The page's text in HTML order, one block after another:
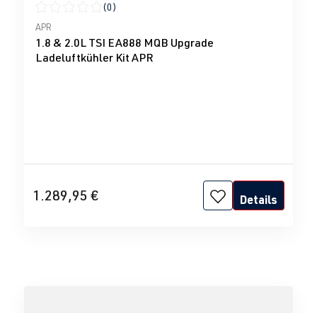
Durchschnittliche Bewertung von 0 von 5 Sternen
(0)
APR
1.8 & 2.0L TSI EA888 MQB Upgrade
Ladeluftkühler Kit APR
1.289,95 € Details